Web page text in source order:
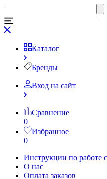
Каталог
Бренды
Вход на сайт
Сравнение
0
Избранное
0
Инструкции по работе
О нас
Оплата заказов